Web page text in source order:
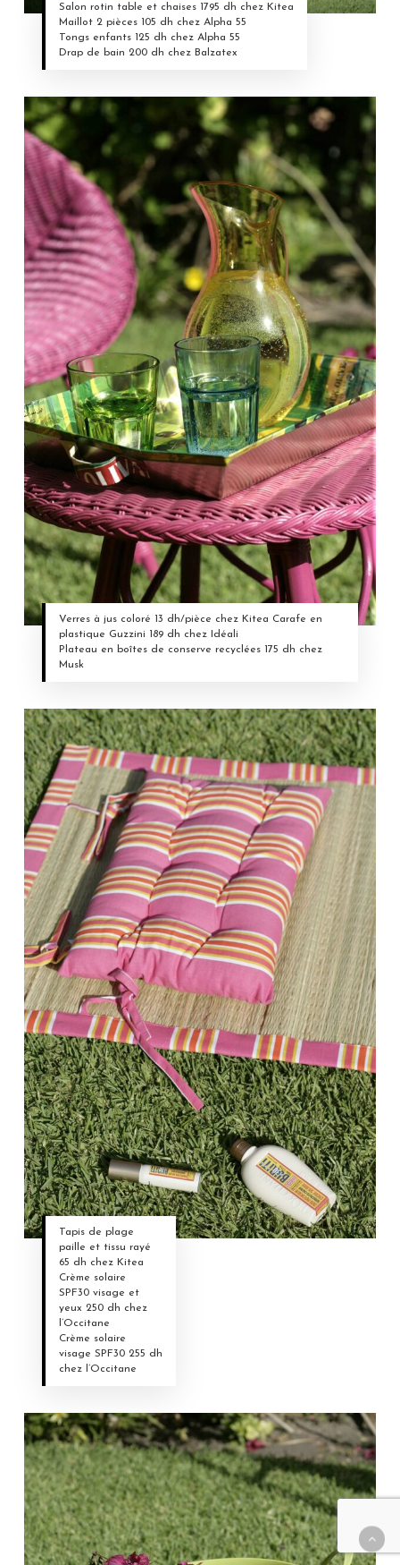
Salon rotin table et chaises 1795 dh chez Kitea
Maillot 2 pièces 105 dh chez Alpha 55
Tongs enfants 125 dh chez Alpha 55
Drap de bain 200 dh chez Balzatex
Verres à jus coloré 13 dh/pièce chez Kitea Carafe en
plastique Guzzini 189 dh chez Idéali
Plateau en boîtes de conserve recyclées 175 dh chez
Musk
Tapis de plage
paille et tissu rayé
65 dh chez Kitea
Crème solaire
SPF30 visage et
yeux 250 dh chez
l’Occitane
Crème solaire
visage SPF30 255 dh
chez l’Occitane